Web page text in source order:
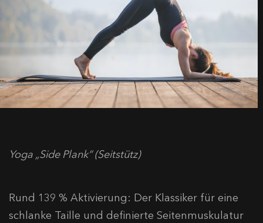
Yoga „Side Plank“ (Seitstütz)
Rund 139 % Aktivierung: Der Klassiker für eine
schlanke Taille und definierte Seitenmuskulatur